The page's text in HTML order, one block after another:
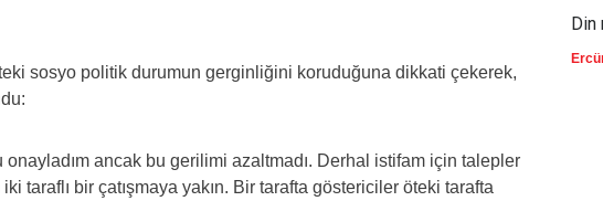
sosyo politik durumun gerginliğini koruduğuna dikkati çekerek,
ancak bu gerilimi azaltmadı. Derhal istifam için talepler
taraflı bir çatışmaya yakın. Bir tarafta göstericiler öteki tarafta
Din